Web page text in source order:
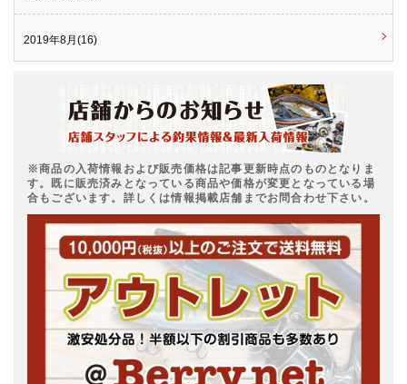
2019年8月(16)
※商品の入荷情報および販売価格は記事更新時点のものとなりま
す。既に販売済みとなっている商品や価格が変更となっている場
合もございます。詳しくは情報掲載店舗までお問合わせ下さい。